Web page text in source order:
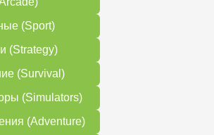
(Sport)
(Strategy)
(Survival)
(Simulators)
(Adventure)